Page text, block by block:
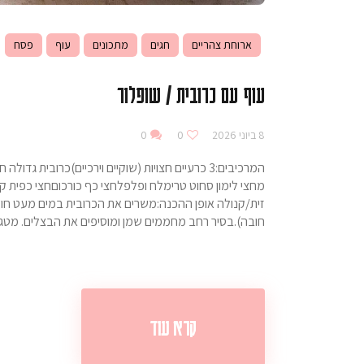
ארוחת צהריים חגים מתכונים עוף פסח
עוף עם כרובית / שופלור
8 ביוני 2026 0
0
זית/קנולה אופן ההכנה:משרים את הכרובית במים מעט
חובה).בסיר רחב מחממים שמן ומוסיפים את הבצלים.
קרא עוד